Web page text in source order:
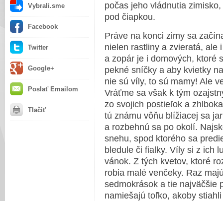
Vybrali.sme
Facebook
Twitter
Google+
Poslať Emailom
Tlačiť
počas jeho vládnutia
pod čiapkou.
Práve na konci zimy sa
nielen rastliny a zvieratá, ale
a zopár je i domových, ktoré
pekné sníčky a aby kvietky
nie sú víly, to sú mamy! Ale
Vráťme sa však k tým
zo svojich postieľok a
tú známu vôňu blížiacej sa
a rozbehnú sa po okolí.
snehu, spod ktorého sa
bledule či fialky. Víly si z ich
vánok. Z tých kvetov, ktoré
robia malé venčeky. Raz
sedmokrások a tie najväčšie
namiešajú toľko, akoby